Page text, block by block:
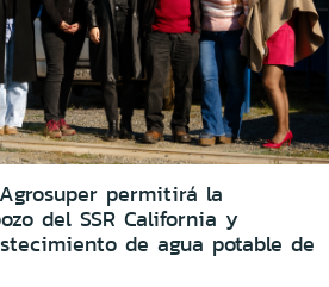
permitirá la
del SSR California y
de agua potable de